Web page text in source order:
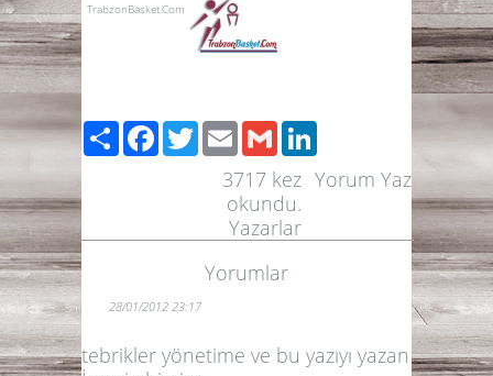
TrabzonBasket.Com
PaylaşFacebook
TwitterEmailGmail
Yorum Yaz
3717 kez
okundu.
Yazarlar
Yorumlar
28/01/2012 23:17
tebrikler yönetime ve bu yazıyı yazan